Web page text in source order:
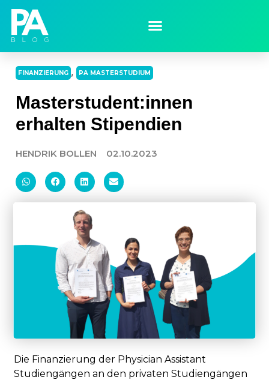
FINANZIERUNG , PA MASTERSTUDIUM
Masterstudent:innen
erhalten Stipendien
HENDRIK BOLLEN 02.10.2023
Die Finanzierung der Physician Assistant
Studiengängen an den privaten Studiengängen